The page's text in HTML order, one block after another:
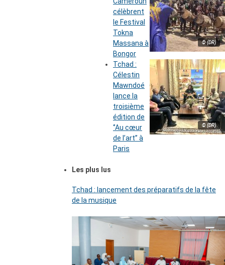
© (DR)
célèbrent
le Festival
Tokna
Massana à
Bongor
© (DR)
Tchad :
Célestin
Mawndoé
lance la
troisième
édition de
‘’Au cœur
de l’art’’ à
Paris
Les plus lus
Tchad : lancement des préparatifs de la fête
de la musique